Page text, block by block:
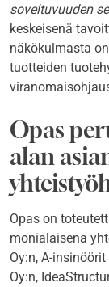
soveltuvuuden
keskeisenä
näkökulmasta
tuotteiden
Opas
alan
Opas on
monialaisena
Oy:n, A-
Oy:n,